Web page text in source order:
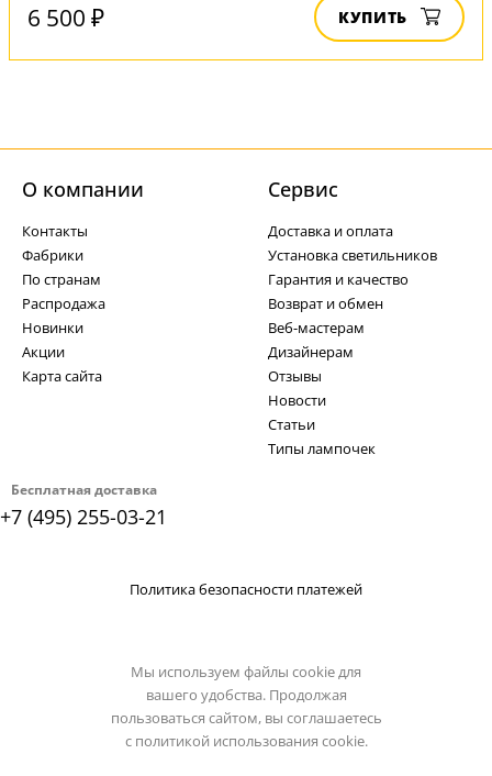
6 500 ₽ КУПИТЬ
Бесплатная доставка
+7 (495) 255-03-21
О компании
Контакты
Фабрики
По странам
Распродажа
Новинки
Акции
Карта сайта
Cервис
Доставка и оплата
Установка светильников
Гарантия и качество
Возврат и обмен
Веб-мастерам
Дизайнерам
Отзывы
Новости
Статьи
Типы лампочек
Политика безопасности платежей
Мы используем файлы cookie для
вашего удобства. Продолжая
пользоваться сайтом, вы соглашаетесь
с политикой использования cookie.